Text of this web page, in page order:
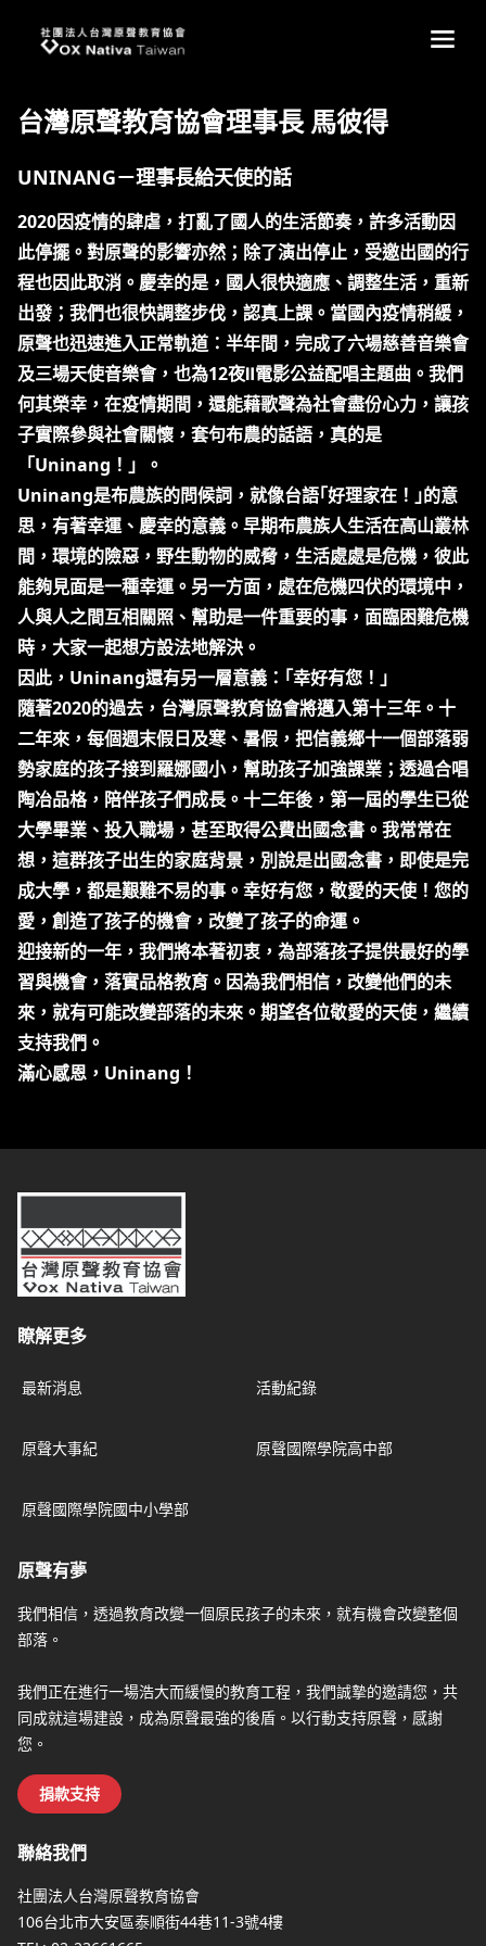
台灣原聲教育協會
台灣原聲教育協會理事長 馬彼得
UNINANG－理事長給天使的話
2020因疫情的肆虐，打亂了國人的生活節奏，許多活動因
此停擺。對原聲的影響亦然；除了演出停止，受邀出國的行
程也因此取消。慶幸的是，國人很快適應、調整生活，重新
出發；我們也很快調整步伐，認真上課。當國內疫情稍緩，
原聲也迅速進入正常軌道：半年間，完成了六場慈善音樂會
及三場天使音樂會，也為12夜Ⅱ電影公益配唱主題曲。我們
何其榮幸，在疫情期間，還能藉歌聲為社會盡份心力，讓孩
子實際參與社會關懷，套句布農的話語，真的是
「Uninang！」。
Uninang是布農族的問候詞，就像台語｢好理家在！｣的意
思，有著幸運、慶幸的意義。早期布農族人生活在高山叢林
間，環境的險惡，野生動物的威脅，生活處處是危機，彼此
能夠見面是一種幸運。另一方面，處在危機四伏的環境中，
人與人之間互相關照、幫助是一件重要的事，面臨困難危機
時，大家一起想方設法地解決。
因此，Uninang還有另一層意義：｢幸好有您！｣
隨著2020的過去，台灣原聲教育協會將邁入第十三年。十
二年來，每個週末假日及寒、暑假，把信義鄉十一個部落弱
勢家庭的孩子接到羅娜國小，幫助孩子加強課業；透過合唱
陶冶品格，陪伴孩子們成長。十二年後，第一屆的學生已從
大學畢業、投入職場，甚至取得公費出國念書。我常常在
想，這群孩子出生的家庭背景，別說是出國念書，即使是完
成大學，都是艱難不易的事。幸好有您，敬愛的天使！您的
愛，創造了孩子的機會，改變了孩子的命運。
迎接新的一年，我們將本著初衷，為部落孩子提供最好的學
習與機會，落實品格教育。因為我們相信，改變他們的未
來，就有可能改變部落的未來。期望各位敬愛的天使，繼續
支持我們。
滿心感恩，Uninang！
台灣原聲教育協會
瞭解更多
最新消息 活動紀錄
原聲大事紀 原聲國際學院高中部
原聲國際學院國中小學部
原聲有夢
我們相信，透過教育改變一個原民孩子的未來，就有機會改變整個
部落。
我們正在進行一場浩大而緩慢的教育工程，我們誠摯的邀請您，共
同成就這場建設，成為原聲最強的後盾。以行動支持原聲，感謝
您。
捐款支持
聯絡我們
社團法人台灣原聲教育協會
106台北市大安區泰順街44巷11-3號4樓